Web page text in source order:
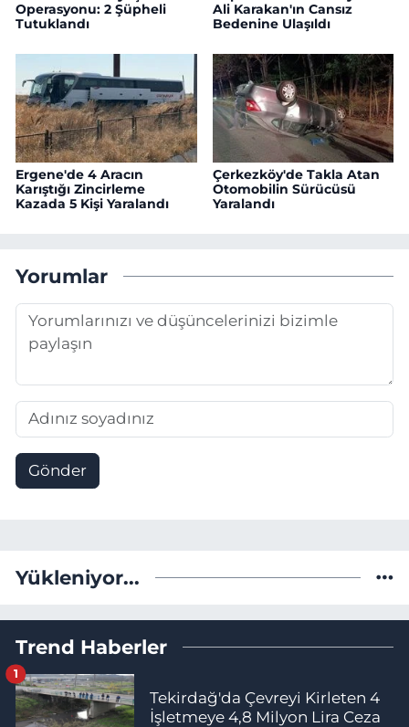
Operasyonu: 2 Şüpheli
Tutuklandı
Ali Karakan'ın Cansız
Bedenine Ulaşıldı
Ergene'de 4 Aracın
Karıştığı Zincirleme
Kazada 5 Kişi Yaralandı
Çerkezköy'de Takla Atan
Otomobilin Sürücüsü
Yaralandı
Yorumlar
Gönder
Yükleniyor...
Trend Haberler
Tekirdağ'da Çevreyi Kirleten 4
İşletmeye 4,8 Milyon Lira Ceza
1